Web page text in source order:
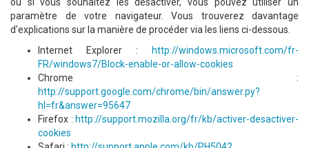
ou si vous souhaitez les désactiver, vous pouvez utiliser un
paramètre de votre navigateur. Vous trouverez davantage
d'explications sur la manière de procéder via les liens ci-dessous.
Internet Explorer :
http://windows.microsoft.com/fr-
FR/windows7/Block-enable-or-allow-cookies
Chrome :
http://support.google.com/chrome/bin/answer.py?
hl=fr&answer=95647
Firefox : http://support.mozilla.org/fr/kb/activer-desactiver-
cookies